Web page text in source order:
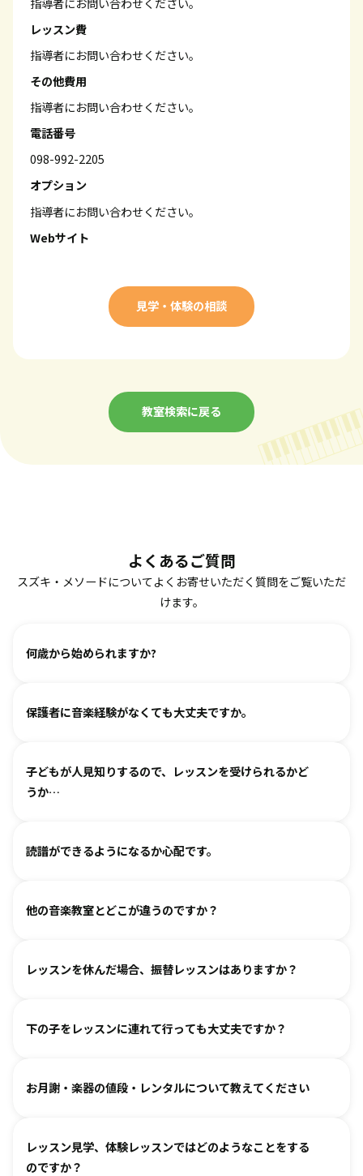
レッスン費
指導者にお問い合わせください。
その他費用
指導者にお問い合わせください。
電話番号
098-992-2205
オプション
指導者にお問い合わせください。
Webサイト
見学・体験の相談
教室検索に戻る
よくあるご質問
スズキ・メソードについてよくお寄せいただく質問をご覧いただ
けます。
何歳から始められますか?
ヴァイオリン、ピアノ、フルート、チェロは2、3歳から始め
（楽器のレッスンを始める前の0〜3歳児コースは全国に約15
箇所ございます。）
保護者に音楽経験がなくても大丈夫ですか。
基本は個人レッスンで、一人一人に合わせて指導しておりま
す。楽器に触れるのが初めてのお子様・ご家庭でも基礎から
グループレッスンやイベントなど、楽しくご参加いただける
る、というお声も多くいただいております。
子どもが人見知りするので、レッスンを受けられるかど
うか…
各指導者がお子様の個性に合わせて、安心して音楽を楽しん
ご覧いただき、徐々に慣れていただくのがおすすめです。お
読譜ができるようになるか心配です。
各指導者がお子様の様子を見ながら工夫をして指導していま
どを通して楽しみながら自然に読譜に慣れていきます。
他の音楽教室とどこが違うのですか？
言葉を身につけるのと同じように、まずはたくさん聴いて、
ァルトなどの名曲を弾けるようになります。指導者は 養成課
レッスンを休んだ場合、振替レッスンはありますか？
教室ごとに時間割を組んでおりますので、各教室までご相談
オンラインレッスン対応が可能な教室もございます。
下の子をレッスンに連れて行っても大丈夫ですか？
どうぞお連れください。まずはレッスン見学にお越しいただ
お月謝・楽器の値段・レンタルについて教えてください
お月謝は教室により異なります。 教室情報ページ をご参照く
ださい。
レッスン見学、体験レッスンではどのようなことをする
のですか？